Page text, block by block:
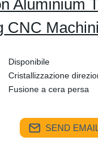
Aluminium
CNC
Disponibile
Cristallizzazione
Fusione a cera persa
SEND